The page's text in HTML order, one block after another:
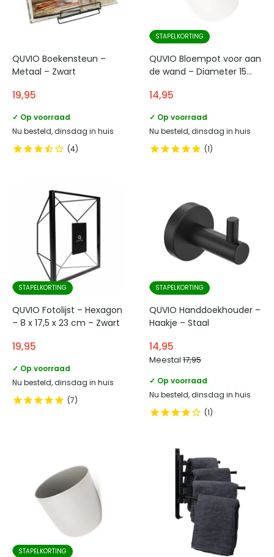
QUVIO Boekensteun –
Metaal – Zwart
19,95
✓ Op voorraad
Nu besteld, dinsdag in huis
4
STAPELKORTING
QUVIO Bloempot voor aan
de wand – Diameter 15
14,95
✓ Op voorraad
Nu besteld, dinsdag in huis
1
STAPELKORTING
QUVIO Fotolijst – Hexagon
– 8 x 17,5 x 23 cm – Zwart
19,95
✓ Op voorraad
Nu besteld, dinsdag in huis
7
STAPELKORTING
QUVIO Handdoekhouder –
Haakje – Staal
14,95
Meestal 17,95
✓ Op voorraad
Nu besteld, dinsdag in huis
1
STAPELKORTING